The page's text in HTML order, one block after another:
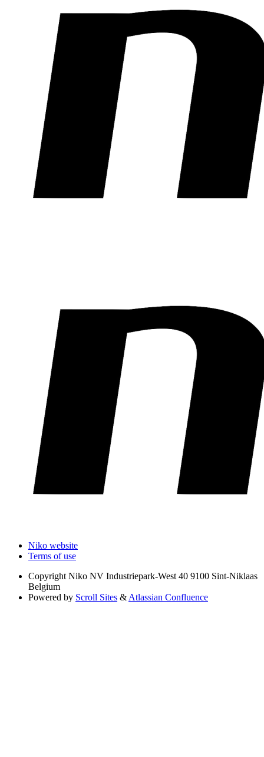
Niko website
Terms of use
Copyright Niko NV Industriepark-West 40 9100 Sint-Niklaas
Belgium
Powered by Scroll Sites & Atlassian Confluence